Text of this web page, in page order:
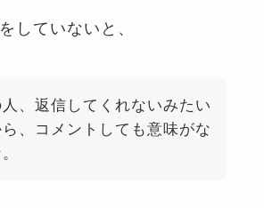
していないと、
人、返信してくれないみたい
、コメントしても意味がな